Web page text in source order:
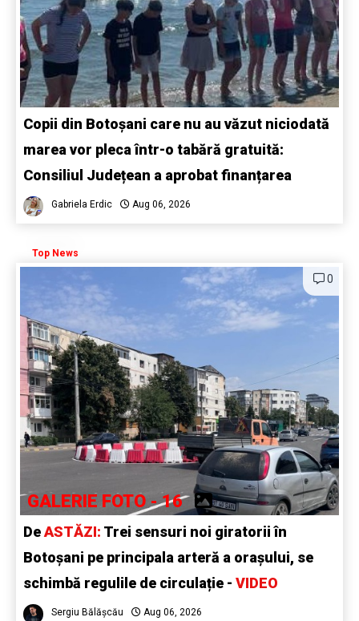
Copii din Botoșani care nu au văzut niciodată
marea vor pleca într-o tabără gratuită:
Consiliul Județean a aprobat finanțarea
Gabriela Erdic Aug 06, 2026
Top News
0
GALERIE FOTO - 16
DeASTĂZI: Trei sensuri noi giratorii în
Botoșani pe principala arteră a orașului, se
schimbă regulile de circulație - VIDEO
Sergiu Bălășcău Aug 06, 2026